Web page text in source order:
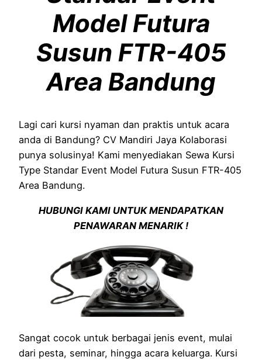
Model Futura
Susun FTR-405
Area Bandung
Lagi cari kursi nyaman dan praktis untuk acara
anda di Bandung? CV Mandiri Jaya Kolaborasi
punya solusinya! Kami menyediakan Sewa Kursi
Type Standar Event Model Futura Susun FTR-405
Area Bandung.
HUBUNGI KAMI UNTUK MENDAPATKAN
PENAWARAN MENARIK !
Sangat cocok untuk berbagai jenis event, mulai
dari pesta, seminar, hingga acara keluarga. Kursi